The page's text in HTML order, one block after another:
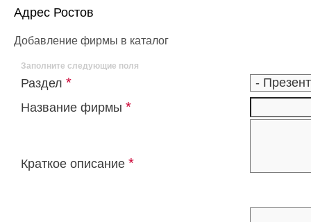
Адрес Ростов
Добавление фирмы в каталог
Заполните следующие поля
Раздел *
Название фирмы *
Краткое описание *